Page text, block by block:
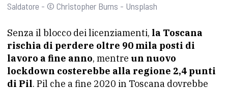
Saldatore - © Christopher Burns - Unsplash
Senza il blocco dei licenziamenti, la Toscana
rischia di perdere oltre 90 mila posti di
lavoro a fine anno, mentre un nuovo
lockdown costerebbe alla regione 2,4 punti
di Pil. Pil che a fine 2020 in Toscana dovrebbe